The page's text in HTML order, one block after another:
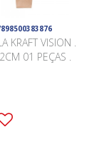
KRAFT VISION .
01 PEÇAS .